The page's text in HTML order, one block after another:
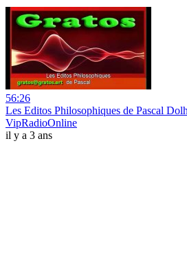
56:26
Les Editos Philosophiques de Pascal
VipRadioOnline
il y a 3 ans